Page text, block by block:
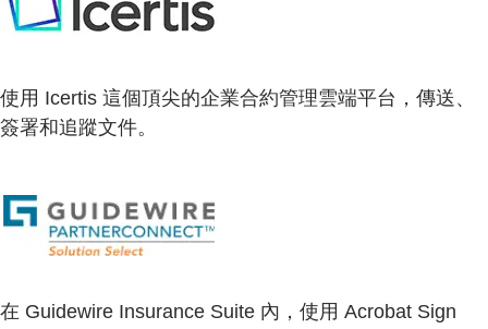
使用 Icertis 這個頂尖的企業合約管理雲端平台，傳送、
簽署和追蹤文件。
在 Guidewire Insurance Suite 內，使用 Acrobat Sign